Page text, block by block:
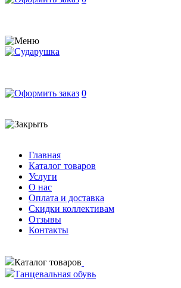
0
Главная
Каталог товаров
Услуги
О нас
Оплата и доставка
Скидки коллективам
Отзывы
Контакты
Каталог товаров
Танцевальная обувь